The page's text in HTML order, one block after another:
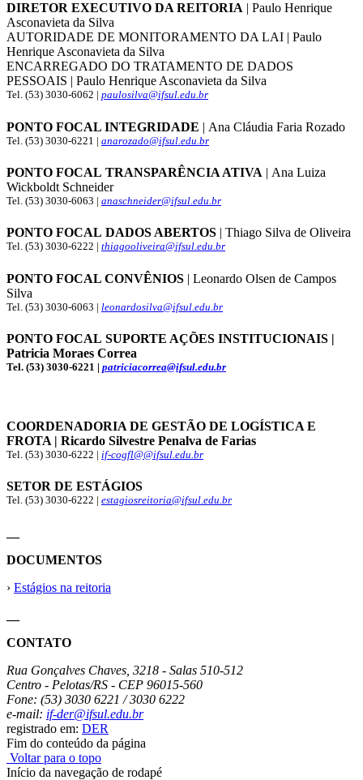
DIRETOR EXECUTIVO DA REITORIA | Paulo Henrique
Asconavieta da Silva
AUTORIDADE DE MONITORAMENTO DA LAI | Paulo
Henrique Asconavieta da Silva
ENCARREGADO DO TRATAMENTO DE DADOS
PESSOAIS | Paulo Henrique Asconavieta da Silva
Tel. (53) 3030-6062 | paulosilva@ifsul.edu.br
PONTO FOCAL INTEGRIDADE | Ana Cláudia Faria Rozado
Tel. (53) 3030-6221 | anarozado@ifsul.edu.br
PONTO FOCAL TRANSPARÊNCIA ATIVA | Ana Luiza
Wickboldt Schneider
Tel. (53) 3030-6063 | anaschneider@ifsul.edu.br
PONTO FOCAL DADOS ABERTOS | Thiago Silva de Oliveira
Tel. (53) 3030-6222 | thiagooliveira@ifsul.edu.br
PONTO FOCAL CONVÊNIOS | Leonardo Olsen de Campos
Silva
Tel. (53) 3030-6063 | leonardosilva@ifsul.edu.br
PONTO FOCAL SUPORTE AÇÕES INSTITUCIONAIS |
Patricia Moraes Correa
Tel. (53) 3030-6221 | patriciacorrea@ifsul.edu.br
COORDENADORIA DE GESTÃO DE LOGÍSTICA E
FROTA | Ricardo Silvestre Penalva de Farias
Tel. (53) 3030-6222 | if-cogfl@@ifsul.edu.br
SETOR DE ESTÁGIOS
Tel. (53) 3030-6222 | estagiosreitoria@ifsul.edu.br
DOCUMENTOS
› Estágios na reitoria
CONTATO
Rua Gonçalves Chaves, 3218 - Salas 510-512
Centro - Pelotas/RS - CEP 96015-560
Fone: (53) 3030 6221 / 3030 6222
e-mail: if-der@ifsul.edu.br
registrado em: DER
Fim do conteúdo da página
Voltar para o topo
Início da navegação de rodapé